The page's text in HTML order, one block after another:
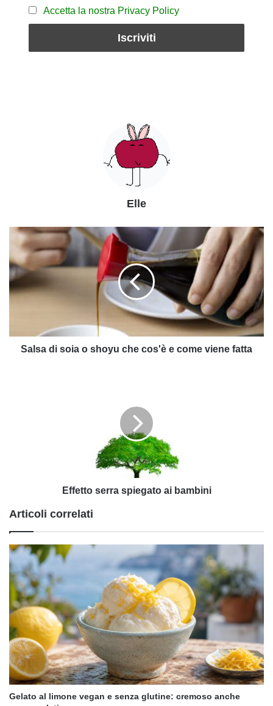
Accetta la nostra Privacy Policy
Elle
Salsa
soia
o
shoyu
che
come
vieneSalsa di soia o shoyu che cos'è e come viene fatta
Effetto serra spiegato ai bambini
Articoli correlati
Gelato al limone vegan e senza glutine: cremoso anche